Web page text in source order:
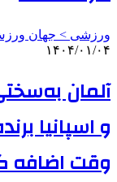
ورزشی > جهان
۱۴۰۴/۰۱/۰۴
آلمان
و اسپانیا
وقت‌ اضافه